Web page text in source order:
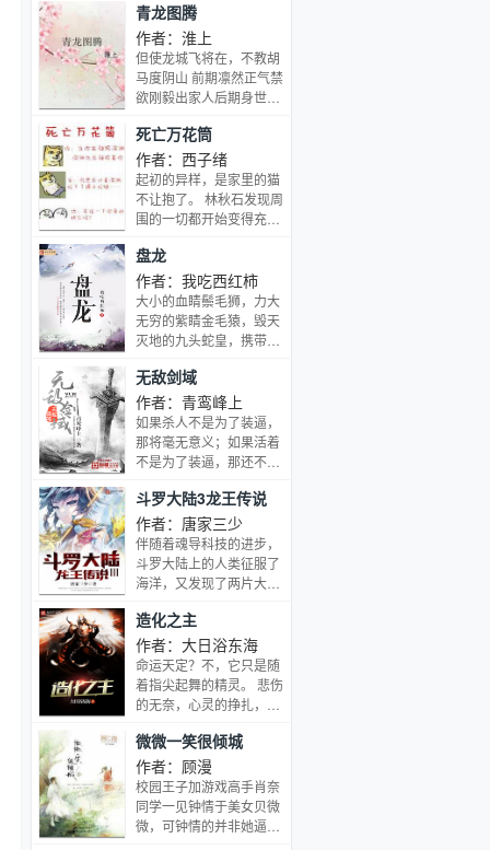
讲述了银行家安迪，被当
作杀害妻子的凶手送上法
庭。妻子的不忠、律师的
奸诈、法官的误判、狱警
的凶暴、典狱长的贪心与
的安迪一下子从人生的巅
峰推向了世间地狱……
青龙图腾
作者：淮上
但使龙城飞将在，不教胡
马度阴山 前期凛然正气禁
欲刚毅出家人后期身世揭
风心狠手辣画风比较邪性
受 宫廷权谋，江湖争杀，
师徒年下 一切历史皆为架
空，古风狗血酸爽小白
死亡万花筒
作者：西子绪
起初的异样，是家里的猫
不让抱了。 林秋石发现周
围的一切都开始变得充满
天，当他推开家中的门，
却发现熟悉的楼道变成了
长长的走廊。 走廊的两
头，是十二扇一模一样的
铁门。 故事由此开始。
凝视深渊时，深渊也在凝
视着你。 林秋石听后陷入
沉思，然后对着深渊拉下
了裤子拉链…… 阮南烛：
“……你把裤子给我好好
穿上！” 不皮会死病娇攻X
一起皮的沉稳受，双皮奶
组合，灵异风格升级流。
盘龙
作者：我吃西红柿
大小的血睛鬃毛狮，力大
无穷的紫睛金毛猿，毁天
灭地的九头蛇皇，携带着
无奇不有，这是一个广博
的魔幻世界。强者可以站
在黑色巨龙的头顶遨游天
际，恐怖的魔法可以焚烧
江河，可以毁灭城池，可
了一个拥有盘龙戒指的少
年的梦幻旅程。
无敌剑域
作者：青鸾峰上
如果杀人不是为了装逼，
那将毫无意义；如果活着
不是为了装逼，那还不如
遍野，装，就装他个巅峰
不败！
斗罗大陆3龙王传说
作者：唐家三少
伴随着魂导科技的进步，
斗罗大陆上的人类征服了
海洋，又发现了两片大
的猎杀无度走向灭亡，沉
睡无数年的魂兽之王在星
斗大森林最后的净土苏
醒，它要带领仅存的族
人，向人类复仇！唐舞麟
师，可当武魂觉醒时，苏
醒的，却是……旷世之
才，龙王之争，我们的龙
王传说，将由此开
始。。。
造化之主
作者：大日浴东海
命运天定？不，它只是随
着指尖起舞的精灵。 悲伤
的无奈，心灵的挣扎，黑
希望，得与失之间的恐
惧，都会随着黎明降落的
星辰，让宿命丑陋的轨
迹，划过优美的弧线！ 当
坐在王座之上，左手掌控
微微一笑很倾城
作者：顾漫
校园王子加游戏高手肖奈
同学一见钟情于美女贝微
微，可钟情的并非她逼人